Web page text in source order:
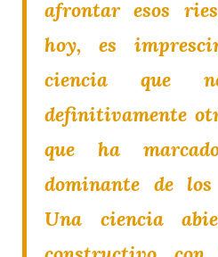
afrontar esos
hoy, es
ciencia que
definitivamente
que ha
dominante de
Una ciencia